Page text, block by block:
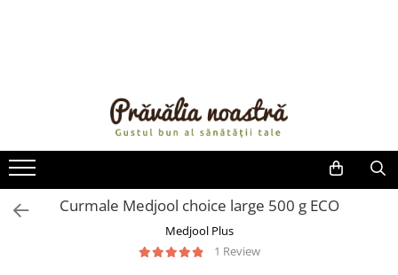
ULEIURI ȘI UNTURI
MĂSLINE
NUCI ȘI SEMINȚE
FRUCTE DESHIDRATATE
ÎNDULCITORI NATURALI / MIERE
Curmale Medjool choice large 500 g ECO
Medjool Plus
1 Review